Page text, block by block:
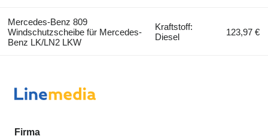
Mercedes-Benz 809
Windschutzscheibe für Mercedes-
Benz LK/LN2 LKW
Kraftstoff:
Diesel
123,97 €
Firma